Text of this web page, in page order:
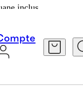
inclus.